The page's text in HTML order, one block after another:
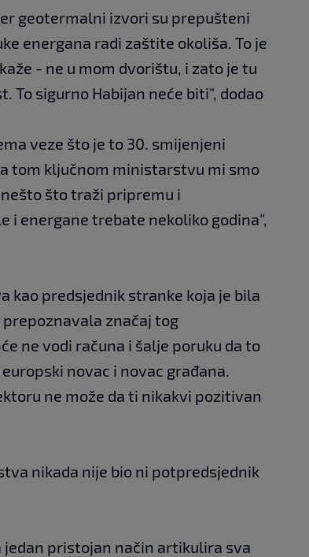
geotermalni izvori su prepušteni
energana radi zaštite okoliša. To je
- ne u mom dvorištu, i zato je tu
To sigurno Habijan neće biti", dodao
veze što je to 30. smijenjeni
tom ključnom ministarstvu mi smo
što traži pripremu i
i energane trebate nekoliko godina",
kao predsjednik stranke koja je bila
značaj tog
ne vodi računa i šalje poruku da to
novac i novac građana.
ne može da ti nikakvi pozitivan
nikada nije bio ni potpredsjednik
jedan pristojan način artikulira sva